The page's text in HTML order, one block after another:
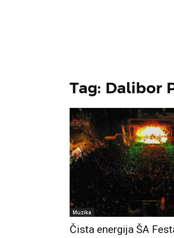
Tag: Dalibor
Muzika
Čista energija ŠA